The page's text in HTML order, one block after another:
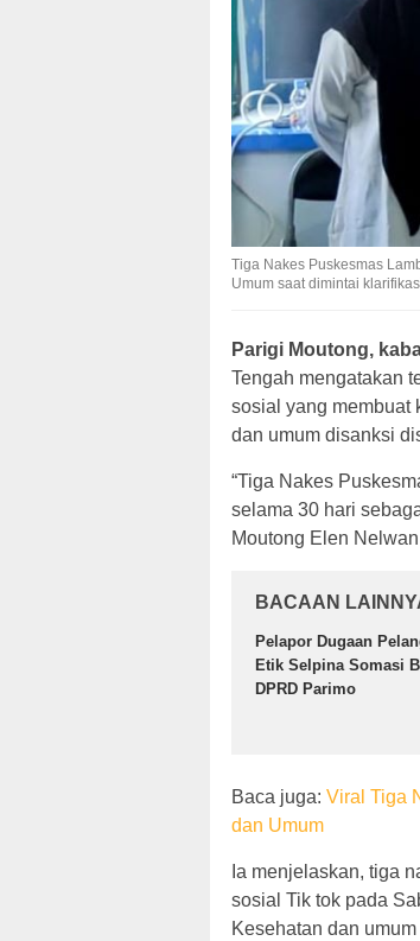
Tiga Nakes Puskesmas
Umum saat dimintai
Parigi Moutong,
Tengah mengatakan
sosial yang membuat
dan umum disanksi
“Tiga Nakes
selama 30 hari
Moutong Elen
BACAAN
Pelapor Dugaan
Etik Selpina Somasi
DPRD Parimo
Baca juga: Viral Tiga
dan Umum
Ia menjelaskan, tiga
sosial Tik tok pada
Kesehatan dan